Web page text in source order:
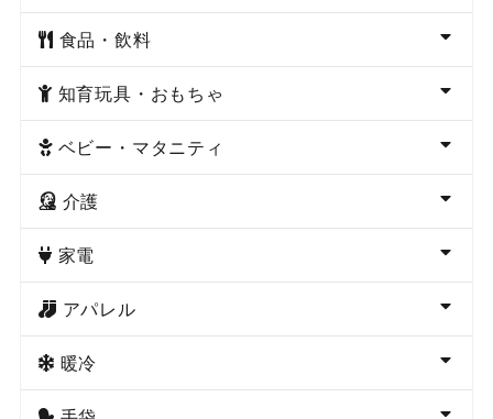
食品・飲料
知育玩具・おもちゃ
ベビー・マタニティ
介護
家電
アパレル
暖冷